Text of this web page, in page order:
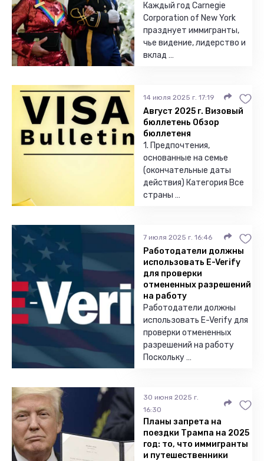
Каждый год Carnegie
Corporation of New York
празднует иммигранты,
чье видение, лидерство и
вклад …
14 июля 2025 г. 17:19
Август 2025 г. Визовый
бюллетень Обзор
бюллетеня
1. Предпочтения,
основанные на семье
(окончательные даты
действия) Категория Все
страны …
7 июля 2025 г. 16:46
Работодатели должны
использовать E-Verify
для проверки
отмененных разрешений
на работу
Работодатели должны
использовать E-Verify для
проверки отмененных
разрешений на работу
Поскольку …
30 июня 2025 г.
16:30
Планы запрета на
поездки Трампа на 2025
год: то, что иммигранты
и путешественники